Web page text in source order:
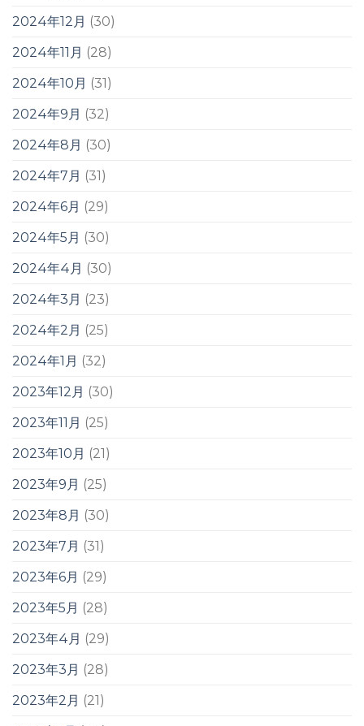
2024年12月 (30)
2024年11月 (28)
2024年10月 (31)
2024年9月 (32)
2024年8月 (30)
2024年7月 (31)
2024年6月 (29)
2024年5月 (30)
2024年4月 (30)
2024年3月 (23)
2024年2月 (25)
2024年1月 (32)
2023年12月 (30)
2023年11月 (25)
2023年10月 (21)
2023年9月 (25)
2023年8月 (30)
2023年7月 (31)
2023年6月 (29)
2023年5月 (28)
2023年4月 (29)
2023年3月 (28)
2023年2月 (21)